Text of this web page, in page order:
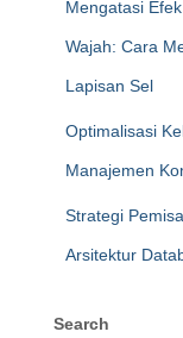
Mengatasi
Wajah: Cara
Lapisan Sel
Optimalisasi
Manajemen
Strategi
Arsitektur
Search